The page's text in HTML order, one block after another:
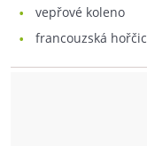
vepřové koleno
francouzská